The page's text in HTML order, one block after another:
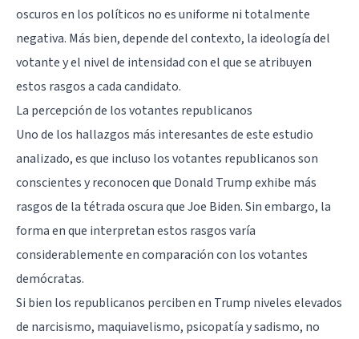
oscuros en los políticos no es uniforme ni totalmente
negativa. Más bien, depende del contexto, la ideología del
votante y el nivel de intensidad con el que se atribuyen
estos rasgos a cada candidato.
La percepción de los votantes republicanos
Uno de los hallazgos más interesantes de este estudio
analizado, es que incluso los votantes republicanos son
conscientes y reconocen que Donald Trump exhibe más
rasgos de la tétrada oscura que Joe Biden. Sin embargo, la
forma en que interpretan estos rasgos varía
considerablemente en comparación con los votantes
demócratas.
Si bien los republicanos perciben en Trump niveles elevados
de narcisismo, maquiavelismo, psicopatía y sadismo, no